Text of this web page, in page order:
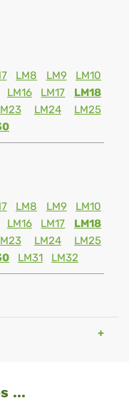
LM8 LM9
LM10
LM16 LM17
LM18
LM24
LM25
LM8 LM9
LM10
LM16 LM17
LM18
LM24
LM25
LM31 LM32
...